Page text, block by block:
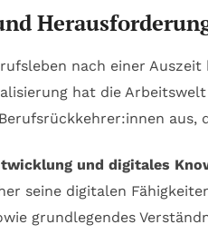
nach einer
hat die
und digitales
seine digitalen
grundlegendes